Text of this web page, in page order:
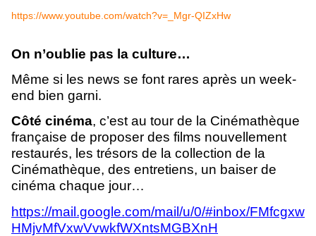
https://www.youtube.com/watch?v=_Mgr-QIZxHw
On n’oublie pas la culture…
Même si les news se font rares après un week-
end bien garni.
Côté cinéma, c’est au tour de la Cinémathèque
française de proposer des films nouvellement
restaurés, les trésors de la collection de la
Cinémathèque, des entretiens, un baiser de
cinéma chaque jour…
https://mail.google.com/mail/u/0/#inbox/FMfcgxw
HMjvMfVxwVvwkfWXntsMGBXnH